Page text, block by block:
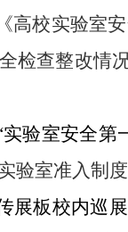
高校实验室
检查整改情
验室安全第
验室准入制度
展板校内巡展